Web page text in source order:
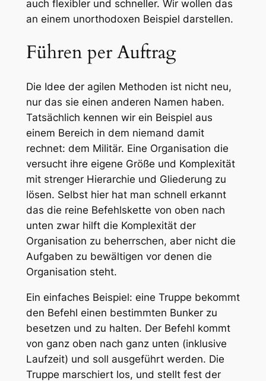
auch flexibler und schneller. Wir wollen das
an einem unorthodoxen Beispiel darstellen.
Führen per Auftrag
Die Idee der agilen Methoden ist nicht neu,
nur das sie einen anderen Namen haben.
Tatsächlich kennen wir ein Beispiel aus
einem Bereich in dem niemand damit
rechnet: dem Militär. Eine Organisation die
versucht ihre eigene Größe und Komplexität
mit strenger Hierarchie und Gliederung zu
lösen. Selbst hier hat man schnell erkannt
das die reine Befehlskette von oben nach
unten zwar hilft die Komplexität der
Organisation zu beherrschen, aber nicht die
Aufgaben zu bewältigen vor denen die
Organisation steht.
Ein einfaches Beispiel: eine Truppe bekommt
den Befehl einen bestimmten Bunker zu
besetzen und zu halten. Der Befehl kommt
von ganz oben nach ganz unten (inklusive
Laufzeit) und soll ausgeführt werden. Die
Truppe marschiert los, und stellt fest der